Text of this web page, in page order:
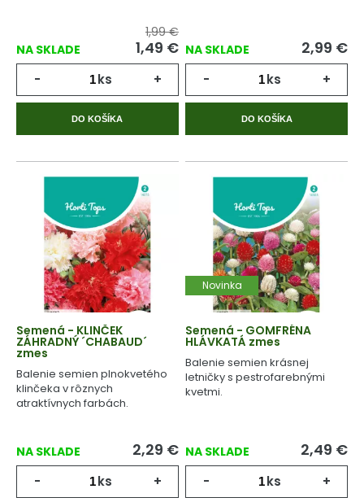
NA SKLADE
1,99 €
1,49 €
- ks +
DO KOŠÍKA
NA SKLADE 2,99 €
- ks +
DO KOŠÍKA
Semená - KLINČEK
ZÁHRADNÝ ´CHABAUD´
zmes
Balenie semien plnokvetého
klinčeka v rôznych
atraktívnych farbách.
NA SKLADE 2,29 €
- ks +
Novinka
Semená - GOMFRÉNA
HLÁVKATÁ zmes
Balenie semien krásnej
letničky s pestrofarebnými
kvetmi.
NA SKLADE 2,49 €
- ks +